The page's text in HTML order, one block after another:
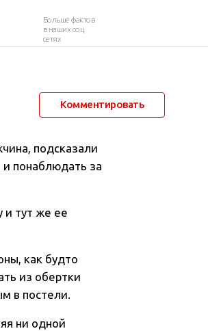
Больше фактов
в наших соц.
сетях
Комментировать
подсказали
понаблюдать за
и тут же ее
как будто
из обертки
в постели.
ни одной